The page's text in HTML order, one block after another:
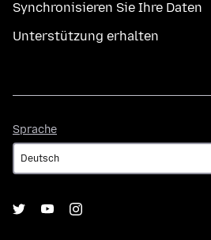
Synchronisieren Sie Ihre Daten
Unterstützung erhalten
Sprache